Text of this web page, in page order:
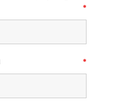
*
*